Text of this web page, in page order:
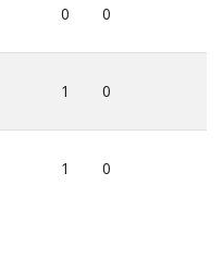
0 0
1 0
1 0